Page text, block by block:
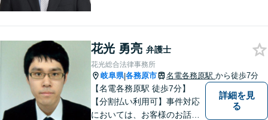
ました。特に交通事故では多
くの後遺障害事故や死亡事故
を解決してきました。
花光 勇亮 弁護士
花光総合法律事務所
岐阜県|各務原市 名電各務原駅 から徒歩7分
【名電各務原駅 徒歩7分】
【分割払い利用可】事件対応
においては、お客様のお話を
詳細を見
る